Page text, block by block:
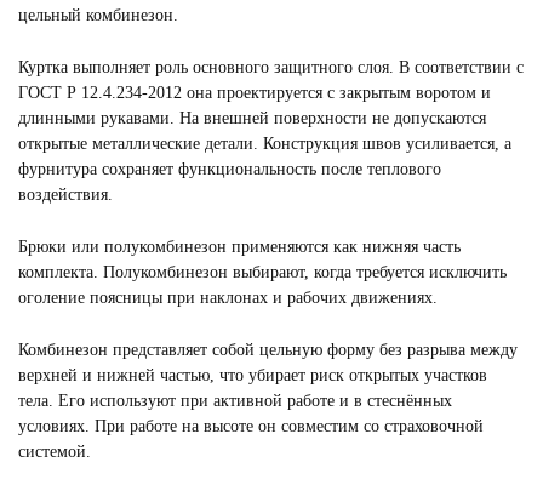
цельный комбинезон.
Куртка выполняет роль основного защитного слоя. В соответствии с
ГОСТ Р 12.4.234-2012 она проектируется с закрытым воротом и
длинными рукавами. На внешней поверхности не допускаются
открытые металлические детали. Конструкция швов усиливается, а
фурнитура сохраняет функциональность после теплового
воздействия.
Брюки или полукомбинезон применяются как нижняя часть
комплекта. Полукомбинезон выбирают, когда требуется исключить
оголение поясницы при наклонах и рабочих движениях.
Комбинезон представляет собой цельную форму без разрыва между
верхней и нижней частью, что убирает риск открытых участков
тела. Его используют при активной работе и в стеснённых
условиях. При работе на высоте он совместим со страховочной
системой.